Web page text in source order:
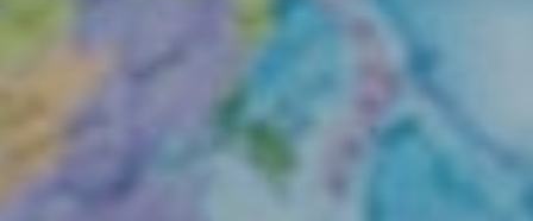
¿Necesitas más información
sobre un curso?